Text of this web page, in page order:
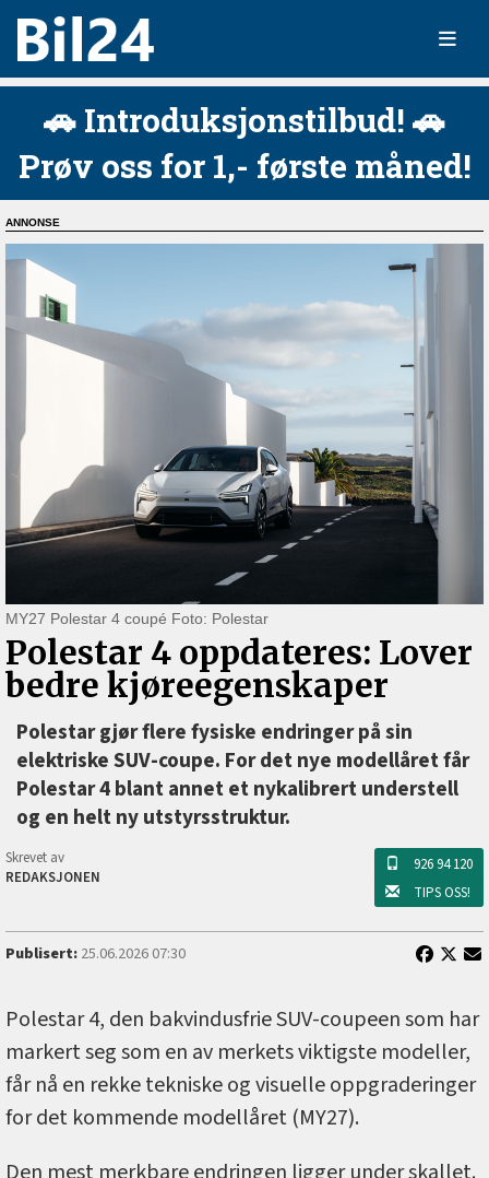
🚗 Introduksjonstilbud! 🚗
Prøv oss for 1,- første måned!
MY27 Polestar 4 coupé Foto: Polestar
Polestar 4 oppdateres: Lover
bedre kjøreegenskaper
Polestar gjør flere fysiske endringer på sin
elektriske SUV-coupe. For det nye modellåret får
Polestar 4 blant annet et nykalibrert understell
og en helt ny utstyrsstruktur.
Skrevet av
REDAKSJONEN
926 94 120
TIPS OSS!
Publisert:25.06.2026 07:30
Polestar 4, den bakvindusfrie SUV-coupeen som har
markert seg som en av merkets viktigste modeller,
får nå en rekke tekniske og visuelle oppgraderinger
for det kommende modellåret (MY27).